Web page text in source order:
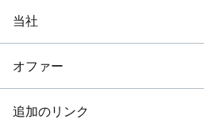
当社
オファー
追加のリンク